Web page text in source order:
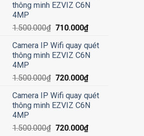
thông minh EZVIZ C6N
4MP
1.500.000₫ 710.000₫
Camera IP Wifi quay quét
thông minh EZVIZ C6N
4MP
1.500.000₫ 720.000₫
Camera IP Wifi quay quét
thông minh EZVIZ C6N
4MP
1.500.000₫ 720.000₫